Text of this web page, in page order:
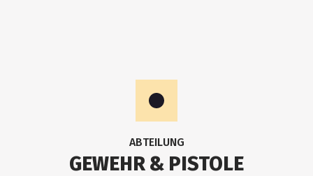
ABTEILUNG
GEWEHR & PISTOLE